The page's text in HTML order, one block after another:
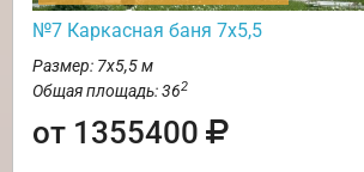
№7 Каркасная баня 7х5,5
Размер: 7х5,5 м
Общая площадь: 362
от 1355400